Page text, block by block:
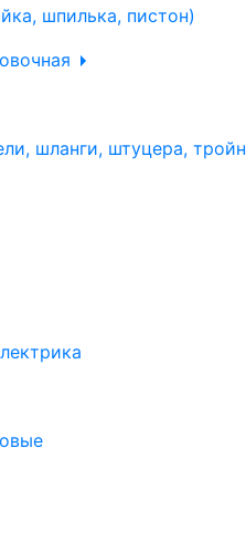
шпилька, пистон)
шланги, штуцера,